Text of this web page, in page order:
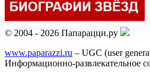
© 2004 - 2026 Папарацци.ру
www.paparazzi.ru – UGC (user
Информационно-развлекательное